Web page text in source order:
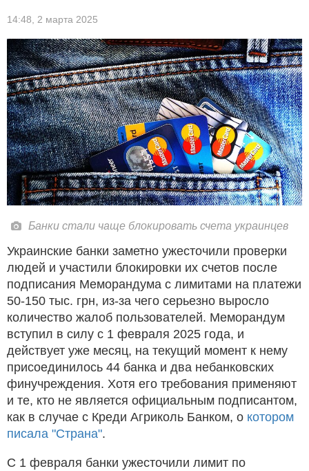
14:48, 2 марта 2025
Банки стали чаще блокировать счета украинцев
Украинские банки заметно ужесточили проверки
людей и участили блокировки их счетов после
подписания Меморандума с лимитами на платежи
50-150 тыс. грн, из-за чего серьезно выросло
количество жалоб пользователей. Меморандум
вступил в силу с 1 февраля 2025 года, и
действует уже месяц, на текущий момент к нему
присоединилось 44 банка и два небанковских
финучреждения. Хотя его требования применяют
и те, кто не является официальным подписантом,
как в случае с Креди Агриколь Банком, о котором
писала "Страна".
С 1 февраля банки ужесточили лимит по